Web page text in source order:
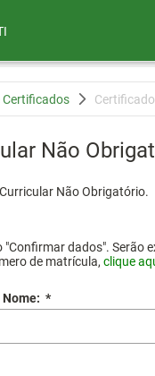
Certificados
Não
Não Obrigatório.
dados".
de matrícula, clique
*